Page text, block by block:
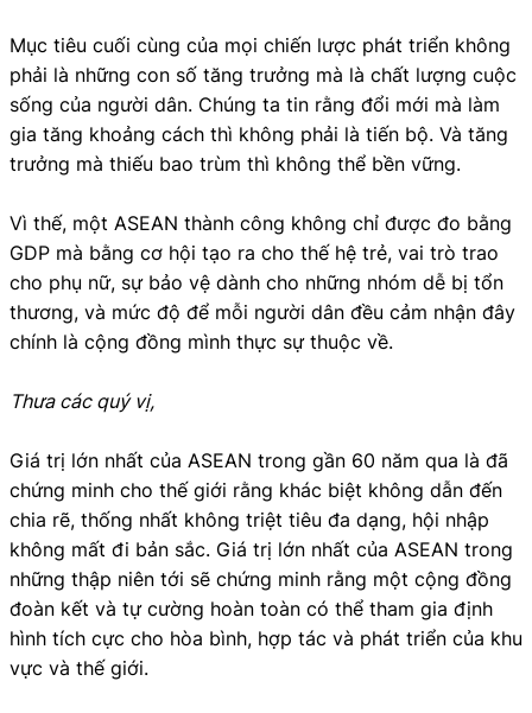
Mục tiêu cuối cùng của mọi chiến lược phát triển không
phải là những con số tăng trưởng mà là chất lượng cuộc
sống của người dân. Chúng ta tin rằng đổi mới mà làm
gia tăng khoảng cách thì không phải là tiến bộ. Và tăng
trưởng mà thiếu bao trùm thì không thể bền vững.
Vì thế, một ASEAN thành công không chỉ được đo bằng
GDP mà bằng cơ hội tạo ra cho thế hệ trẻ, vai trò trao
cho phụ nữ, sự bảo vệ dành cho những nhóm dễ bị tổn
thương, và mức độ để mỗi người dân đều cảm nhận đây
chính là cộng đồng mình thực sự thuộc về.
Thưa các quý vị,
Giá trị lớn nhất của ASEAN trong gần 60 năm qua là đã
chứng minh cho thế giới rằng khác biệt không dẫn đến
chia rẽ, thống nhất không triệt tiêu đa dạng, hội nhập
không mất đi bản sắc. Giá trị lớn nhất của ASEAN trong
những thập niên tới sẽ chứng minh rằng một cộng đồng
đoàn kết và tự cường hoàn toàn có thể tham gia định
hình tích cực cho hòa bình, hợp tác và phát triển của khu
vực và thế giới.